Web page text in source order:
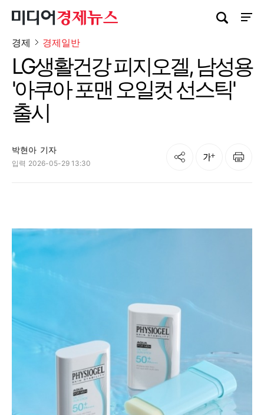
사이
검색창 열기
경제 경제일반
LG생활건강 피지오겔, 남성용
'아쿠아 포맨 오일컷 선스틱'
출시
박현아 기자
입력 2026-05-29 13:30
공유 글자크기 인쇄